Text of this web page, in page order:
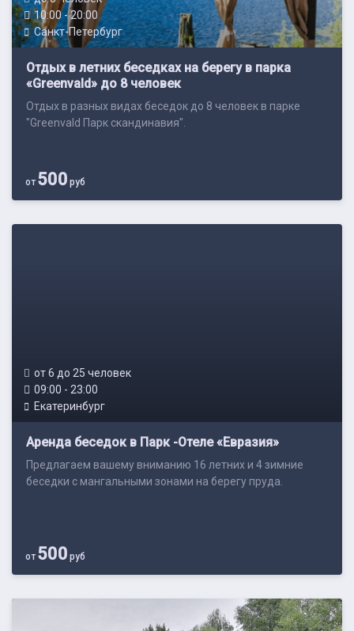
10:00 - 20:00
Санкт-Петербург
Отдых в летних беседках на берегу в парка
«Greenvald» до 8 человек
Отдых в разных видах беседок до 8 человек в парке
"Greenvald Парк скандинавия".
от500 руб
от 6 до 25 человек
09:00 - 23:00
Екатеринбург
Аренда беседок в Парк -Отеле «Евразия»
Предлагаем вашему вниманию 16 летних и 4 зимние
беседки с мангальными зонами на берегу пруда.
от500 руб